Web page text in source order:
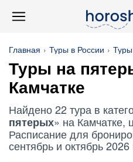
Главная Туры в России
Туры на
Камчатке
Найдено 22 тура в
пятерых» на Камчатке,
Расписание для
сентябрь и октябрь 2026